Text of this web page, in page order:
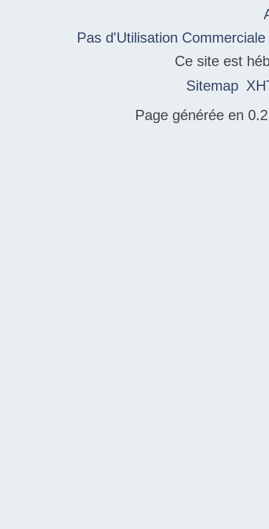
Pas d'Utilisation
Ce site est
Sitemap
Page générée en